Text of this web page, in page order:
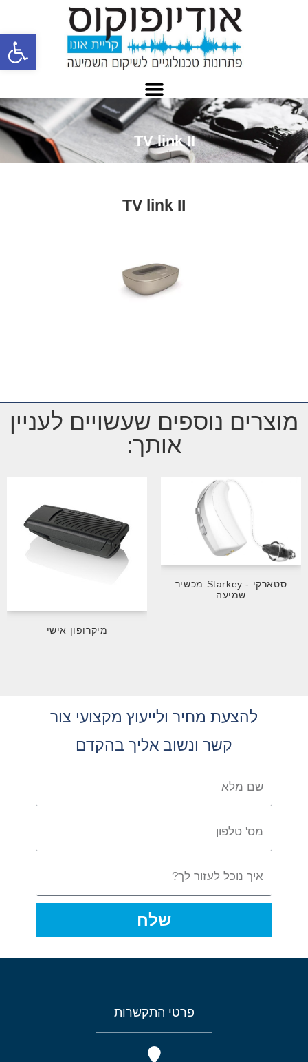
TV link II
TV link II
מוצרים נוספים שעשויים לעניין
אותך:
סטארקי - Starkey מכשיר
שמיעה
מיקרופון אישי
להצעת מחיר ולייעוץ מקצועי צור
קשר ונשוב אליך בהקדם
שלח
פרטי התקשרות